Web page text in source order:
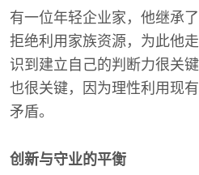
有一位年轻企业家，他继承
拒绝利用家族资源，为此他
识到建立自己的判断力很关
也很关键，因为理性利用现
矛盾。
创新与守业的平衡